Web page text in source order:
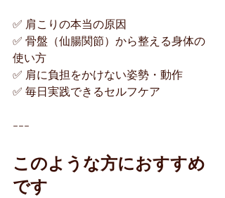
✅ 肩こりの本当の原因
✅ 骨盤（仙腸関節）から整える身体の
使い方
✅ 肩に負担をかけない姿勢・動作
✅ 毎日実践できるセルフケア
---
このような方におすすめ
です